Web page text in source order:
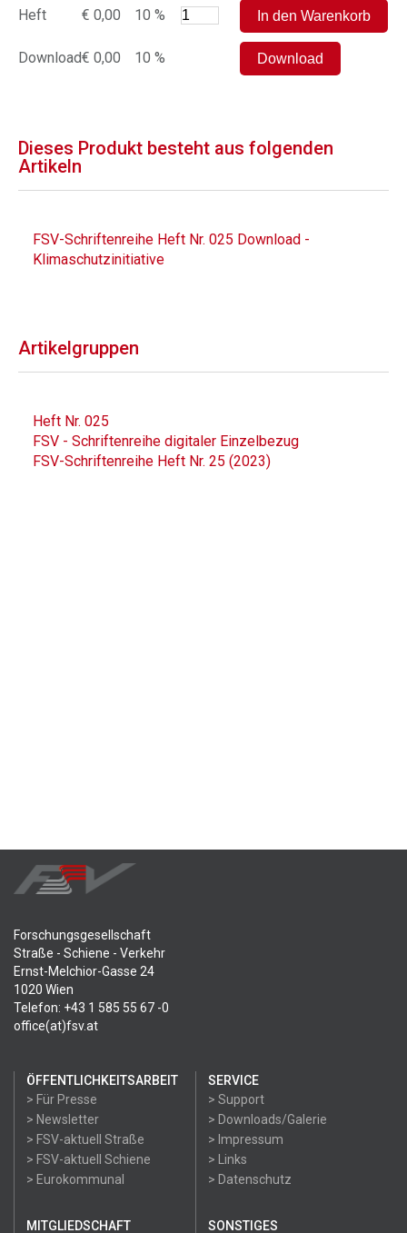
Heft € 0,00 10 %
Download€ 0,00 10 %
Dieses Produkt besteht aus folgenden
Artikeln
FSV-Schriftenreihe Heft Nr. 025 Download -
Klimaschutzinitiative
Artikelgruppen
Heft Nr. 025
FSV - Schriftenreihe digitaler Einzelbezug
FSV-Schriftenreihe Heft Nr. 25 (2023)
Forschungsgesellschaft
Straße - Schiene - Verkehr
Ernst-Melchior-Gasse 24
1020 Wien
Telefon: +43 1 585 55 67 -0
office(at)fsv.at
ÖFFENTLICHKEITSARBEIT
> Für Presse
> Newsletter
> FSV-aktuell Straße
> FSV-aktuell Schiene
> Eurokommunal
SERVICE
> Support
> Downloads/Galerie
> Impressum
> Links
> Datenschutz
MITGLIEDSCHAFT SONSTIGES